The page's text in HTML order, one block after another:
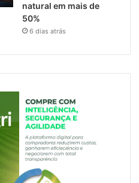
natural em mais de
50%
6 dias atrás